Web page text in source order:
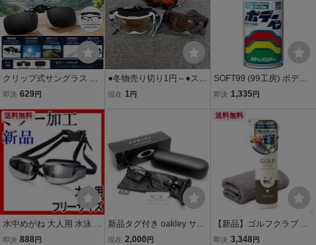
クリップ式サングラス 偏
光レンズ 跳ね上げ式 UV4
メガネ対応 クリップオン
軽量
即決 629円
●冬物売り切り1円～●スノ
ーゴーグル 3点まとめ売
現在 1 円
SOFT99 (99工房) ボデー
ペン スバル 45A F-741 メ
即決 1,335円
送料無料
水中めがね 大人用 水泳 ス
イミングゴーグル ミラー
即決 888円
新品タグ付き oakley サン
グラス メガネ LATCH EX
現在 2,000 円
送料無料
【新品】ゴルフクラブ SH
IELD スプレー コーティン
即決 3,348円